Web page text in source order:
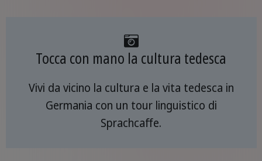
Tocca con mano la cultura tedesca
Vivi da vicino la cultura e la vita tedesca in
Germania con un tour linguistico di
Sprachcaffe.